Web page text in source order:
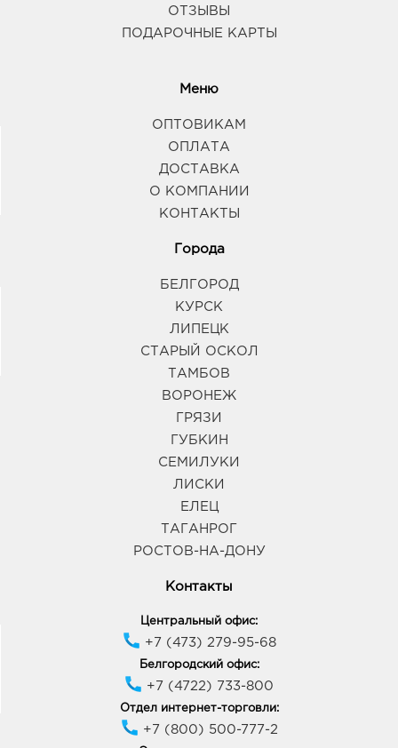
ОТЗЫВЫ
ПОДАРОЧНЫЕ КАРТЫ
Меню
ОПТОВИКАМ
ОПЛАТА
ДОСТАВКА
О КОМПАНИИ
КОНТАКТЫ
Города
БЕЛГОРОД
КУРСК
ЛИПЕЦК
СТАРЫЙ ОСКОЛ
ТАМБОВ
ВОРОНЕЖ
ГРЯЗИ
ГУБКИН
СЕМИЛУКИ
ЛИСКИ
ЕЛЕЦ
ТАГАНРОГ
РОСТОВ-НА-ДОНУ
Контакты
Центральный офис:
+7 (473) 279-95-68
Белгородский офис:
+7 (4722) 733-800
Отдел интернет-торговли:
+7 (800) 500-777-2